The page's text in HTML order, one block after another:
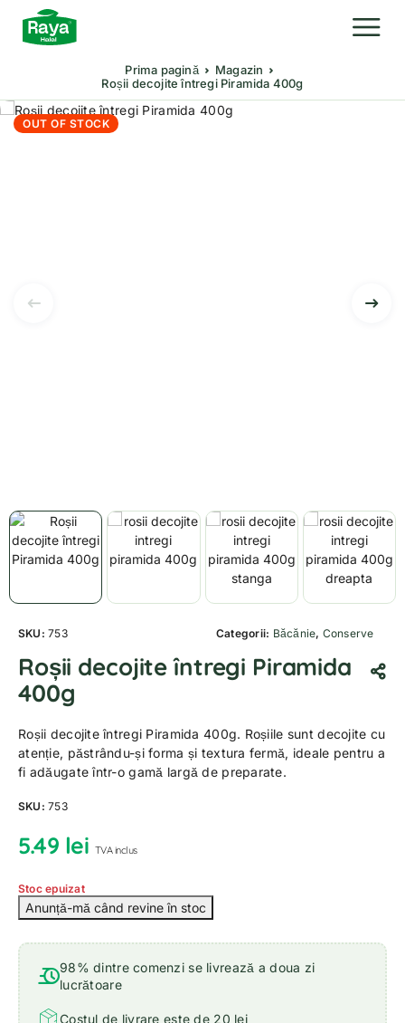
Prima pagină
Magazin
Roșii decojite întregi Piramida 400g
OUT OF STOCK
SKU:753 Categorii: Băcănie, Conserve
Roșii decojite întregi Piramida
400g
Roșii decojite întregi Piramida 400g. Roșiile sunt decojite cu
atenție, păstrându-și forma și textura fermă, ideale pentru a
fi adăugate într-o gamă largă de preparate.
SKU:753
5.49 lei TVA inclus
Stoc epuizat
98% dintre comenzi se livrează a doua zi
lucrătoare
Costul de livrare este de 20 lei